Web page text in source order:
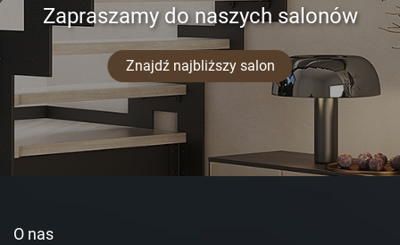
Zapraszamy do naszych salonów
Znajdź najbliższy salon
O nas